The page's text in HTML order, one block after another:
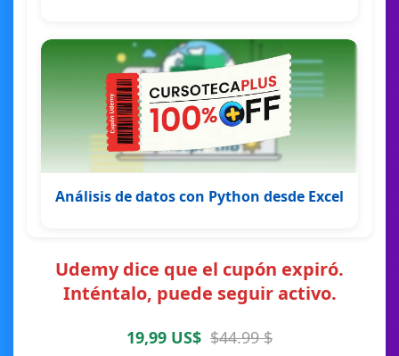
Análisis de datos con Python desde Excel
Udemy dice que el cupón expiró.
Inténtalo, puede seguir activo.
19,99 US$ $44.99 $